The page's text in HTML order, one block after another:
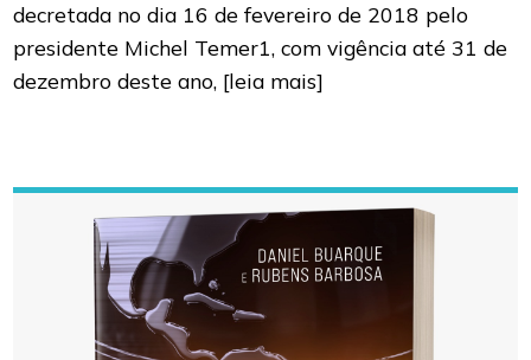
decretada no dia 16 de fevereiro de 2018 pelo
presidente Michel Temer1, com vigência até 31 de
dezembro deste ano, [leia mais]